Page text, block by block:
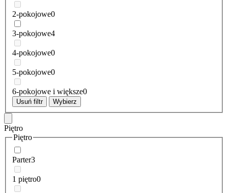
2-pokojowe0
3-pokojowe4
4-pokojowe0
5-pokojowe0
6-pokojowe i większe0
Usuń filtr Wybierz
Piętro
Piętro
Parter3
1 piętro0